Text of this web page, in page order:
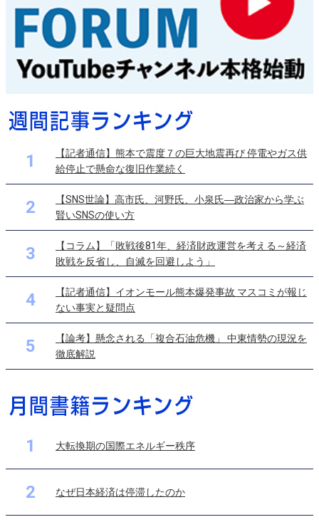
1
【記者通信】熊本で震度７の巨大地震再び 停電やガス供
給停止で懸命な復旧作業続く
2
【SNS世論】高市氏、河野氏、小泉氏―政治家から学ぶ
賢いSNSの使い方
3
【コラム】「敗戦後81年、経済財政運営を考える～経済
敗戦を反省し、自滅を回避しよう」
4
【記者通信】イオンモール熊本爆発事故 マスコミが報じ
ない事実と疑問点
5
【論考】懸念される「複合石油危機」 中東情勢の現況を
徹底解説
1 大転換期の国際エネルギー秩序
2 なぜ日本経済は停滞したのか